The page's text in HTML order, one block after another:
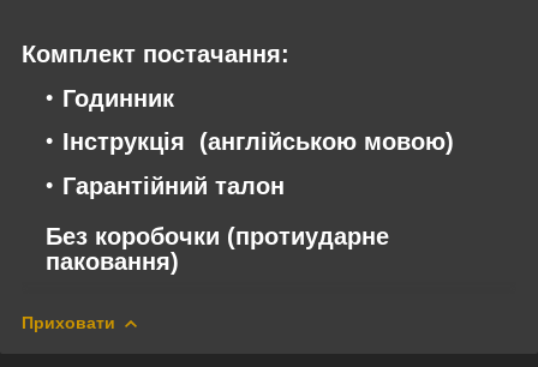
Комплект постачання:
Годинник
Інструкція (англійською мовою)
Гарантійний талон
Без коробочки (протиударне
паковання)
Приховати